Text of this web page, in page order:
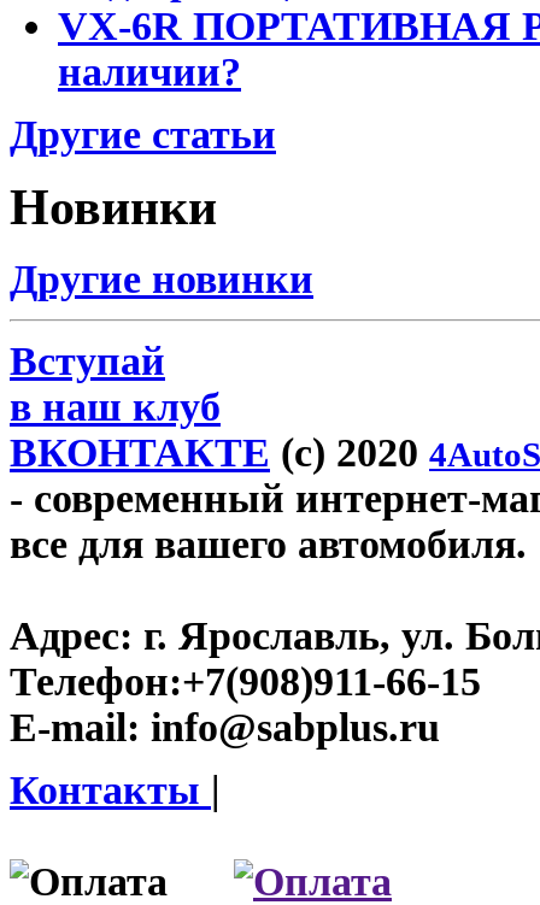
VX-6R ПОРТАТИВНАЯ
наличии?
Другие статьи
Новинки
Другие новинки
Вступай
в наш клуб
ВКОНТАКТЕ (c) 2020
- современный интернет-
все для вашего автомобиля.
Адрес: г. Ярославль, ул.
Телефон:+7(908)911-66-15
E-mail: info@sabplus.ru
Контакты |